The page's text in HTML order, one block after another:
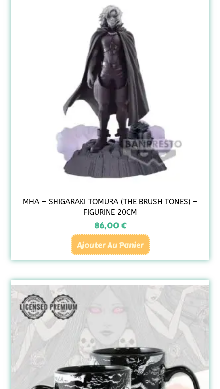
MHA – SHIGARAKI TOMURA (THE BRUSH TONES) –
FIGURINE 20CM
86,00€
Ajouter Au Panier